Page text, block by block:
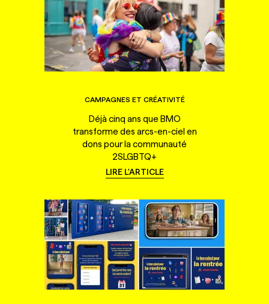
CAMPAGNES ET CRÉATIVITÉ
Déjà cinq ans que BMO
transforme des arcs-en-ciel en
dons pour la communauté
2SLGBTQ+
LIRE L'ARTICLE